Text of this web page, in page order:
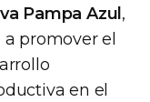
Pampa Azul,
promover el
en el